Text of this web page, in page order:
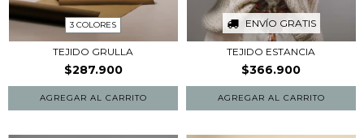
3 COLORES
TEJIDO GRULLA
$287.900
AGREGAR AL CARRITO
ENVÍO GRATIS
TEJIDO ESTANCIA
$366.900